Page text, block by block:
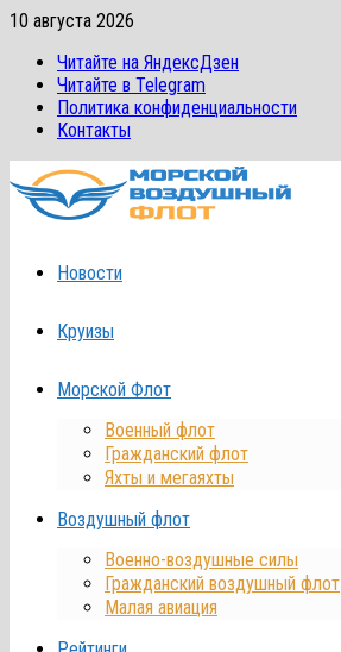
Перейти
содержимому
10 августа 2026
Читайте на ЯндексДзен
Читайте в Telegram
Политика конфиденциальности
Контакты
Новости
Круизы
Морской Флот
Военный флот
Гражданский флот
Яхты и мегаяхты
Воздушный флот
Военно-воздушные силы
Гражданский воздушный флот
Малая авиация